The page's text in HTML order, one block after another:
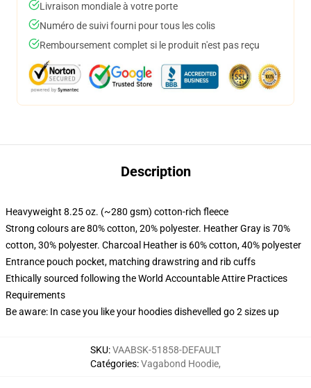
Livraison mondiale à votre porte
Numéro de suivi fourni pour tous les colis
Remboursement complet si le produit n'est pas reçu
Description
Heavyweight 8.25 oz. (~280 gsm) cotton-rich fleece
Strong colours are 80% cotton, 20% polyester. Heather Gray is 70%
cotton, 30% polyester. Charcoal Heather is 60% cotton, 40% polyester
Entrance pouch pocket, matching drawstring and rib cuffs
Ethically sourced following the World Accountable Attire Practices
Requirements
Be aware: In case you like your hoodies dishevelled go 2 sizes up
SKU:VAABSK-51858-DEFAULT
Catégories:Vagabond Hoodie,